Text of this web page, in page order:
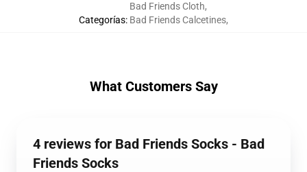
Categorías:
Bad Friends Cloth,
Bad Friends Calcetines,
What Customers Say
4 reviews for Bad Friends Socks - Bad
Friends Socks